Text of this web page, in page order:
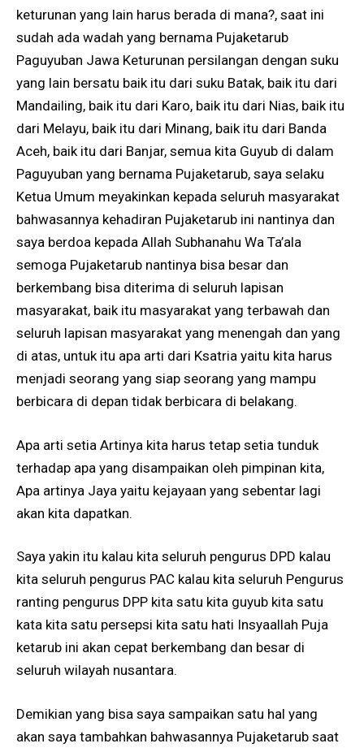
keturunan yang lain harus berada di mana?, saat ini
sudah ada wadah yang bernama Pujaketarub
Paguyuban Jawa Keturunan persilangan dengan suku
yang lain bersatu baik itu dari suku Batak, baik itu dari
Mandailing, baik itu dari Karo, baik itu dari Nias, baik itu
dari Melayu, baik itu dari Minang, baik itu dari Banda
Aceh, baik itu dari Banjar, semua kita Guyub di dalam
Paguyuban yang bernama Pujaketarub, saya selaku
Ketua Umum meyakinkan kepada seluruh masyarakat
bahwasannya kehadiran Pujaketarub ini nantinya dan
saya berdoa kepada Allah Subhanahu Wa Ta’ala
semoga Pujaketarub nantinya bisa besar dan
berkembang bisa diterima di seluruh lapisan
masyarakat, baik itu masyarakat yang terbawah dan
seluruh lapisan masyarakat yang menengah dan yang
di atas, untuk itu apa arti dari Ksatria yaitu kita harus
menjadi seorang yang siap seorang yang mampu
berbicara di depan tidak berbicara di belakang.
Apa arti setia Artinya kita harus tetap setia tunduk
terhadap apa yang disampaikan oleh pimpinan kita,
Apa artinya Jaya yaitu kejayaan yang sebentar lagi
akan kita dapatkan.
Saya yakin itu kalau kita seluruh pengurus DPD kalau
kita seluruh pengurus PAC kalau kita seluruh Pengurus
ranting pengurus DPP kita satu kita guyub kita satu
kata kita satu persepsi kita satu hati Insyaallah Puja
ketarub ini akan cepat berkembang dan besar di
seluruh wilayah nusantara.
Demikian yang bisa saya sampaikan satu hal yang
akan saya tambahkan bahwasannya Pujaketarub saat